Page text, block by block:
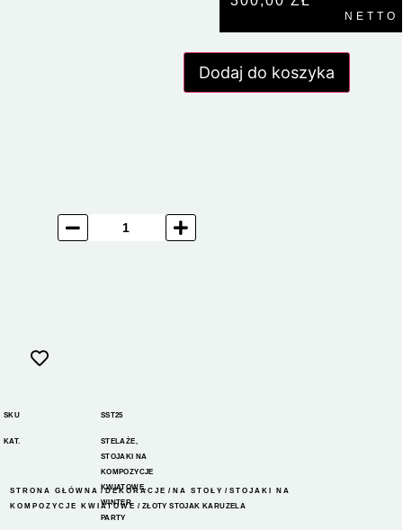
NETTO
Dodaj do koszyka
SKU SST25
KAT. STELAŻE
STOJAKI NA
KOMPOZYCJE
KWIATOWE,
WINTER
PARTY
STRONA GŁÓWNA /DEKORACJE / NA STOŁY /STOJAKI NA
KOMPOZYCJE KWIATOWE / ZŁOTY STOJAK KARUZELA